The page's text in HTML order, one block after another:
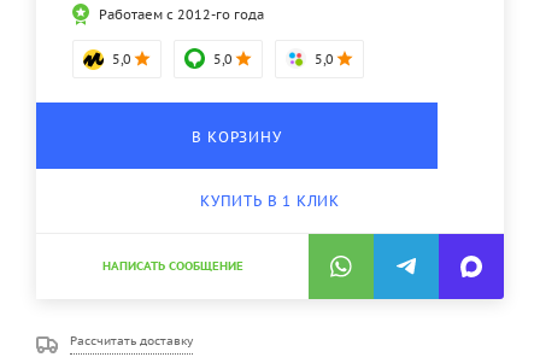
Работаем с 2012-го года
5,0 5,0 5,0
В КОРЗИНУ
КУПИТЬ В 1 КЛИК
НАПИСАТЬ СООБЩЕНИЕ
Рассчитать доставку